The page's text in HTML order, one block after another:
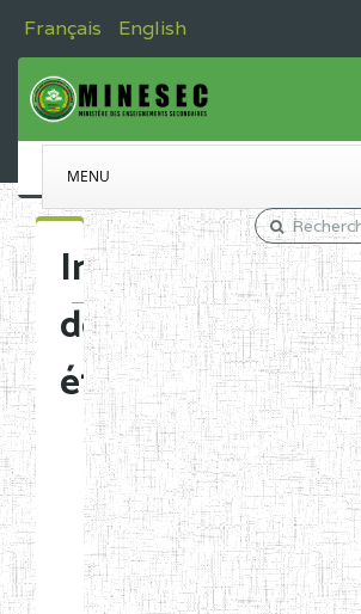
Français English
MENU
Immatriculation
des
établissements
Etablissements
d'enseignement
normal